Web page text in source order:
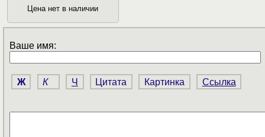
Цена нет в наличии
Ваше имя:
Ж К Ч Цитата Картинка Ссылка